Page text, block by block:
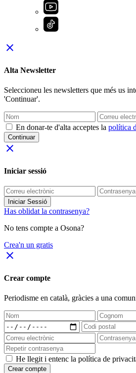
close
Alta Newsletter
Seleccioneu les newsletters que més us
'Continuar'.
En donar-te d'alta acceptes la política
Continuar
close
Iniciar sessió
Iniciar Sessió
Has oblidat la contrasenya?
No tens compte a Osona?
Crea'n un gratis
close
Crear compte
Periodisme en català, gràcies a una
He llegit i entenc la política de
Crear compte